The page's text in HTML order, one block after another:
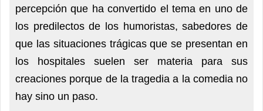
percepción que ha convertido el tema en uno de
los predilectos de los humoristas, sabedores de
que las situaciones trágicas que se presentan en
los hospitales suelen ser materia para sus
creaciones porque de la tragedia a la comedia no
hay sino un paso.